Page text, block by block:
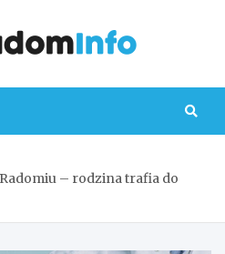
– rodzina trafia do